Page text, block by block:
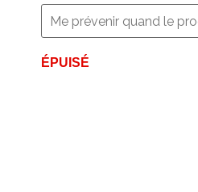
ÉPUISÉ